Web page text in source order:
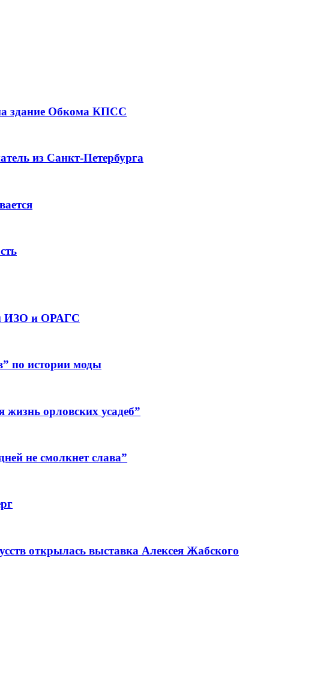
здание Обкома КПСС
из Санкт-Петербурга
ИЗО и ОРАГС
по истории моды
орловских усадеб”
не смолкнет слава”
открылась выставка Алексея Жабского